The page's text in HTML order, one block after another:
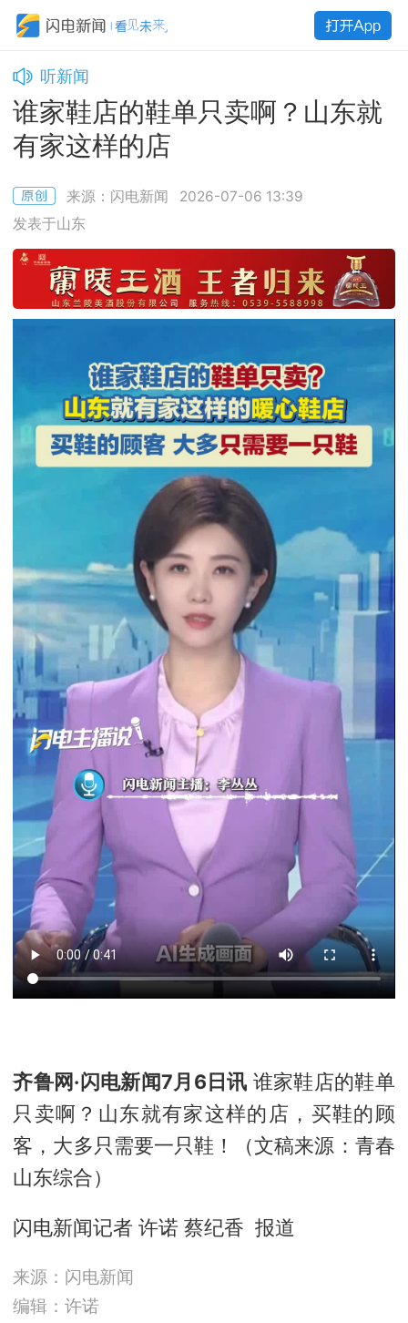
听新闻
谁家鞋店的鞋单只卖啊？山东就
有家这样的店
来源：闪电新闻
2026-07-06 13:39
发表于山东
齐鲁网·闪电新闻7月6日讯 谁家鞋店的鞋单
只卖啊？山东就有家这样的店，买鞋的顾
客，大多只需要一只鞋！（文稿来源：青春
山东综合）
闪电新闻记者 许诺 蔡纪香 报道
来源：闪电新闻
编辑：许诺